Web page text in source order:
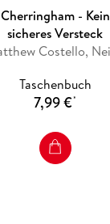
Cherringham - Kein
sicheres Versteck
Taschenbuch
7,99 €*